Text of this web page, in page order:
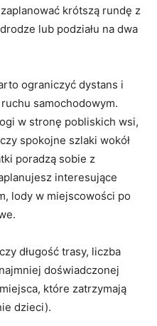
krótszą rundę z
lub podziału na dwa
ograniczyć dystans i
samochodowym.
w stronę pobliskich wsi,
spokojne szlaki wokół
poradzą sobie z
interesujące
lody w miejscowości po
czy długość trasy, liczba
doświadczonej
które zatrzymają
dzieci).